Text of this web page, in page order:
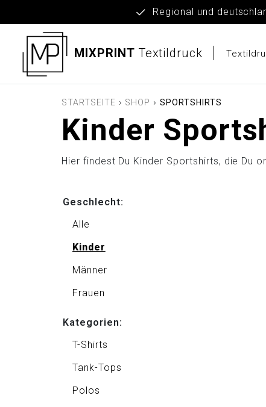
Regional und
MIXPRINT Textildruck
STARTSEITE › SHOP ›SPORTSHIRTS
Kinder
Hier findest Du Kinder Sportshirts, die Du
Geschlecht:
Alle
Kinder
Männer
Frauen
Kategorien:
T-Shirts
Tank-Tops
Polos